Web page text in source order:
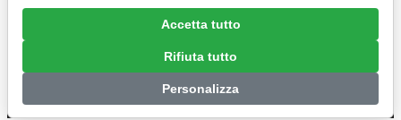
Preferenze cookie|Cookie policy|Accessibilita'|Privacy policy
Accetta tutto
Rifiuta tutto
Personalizza